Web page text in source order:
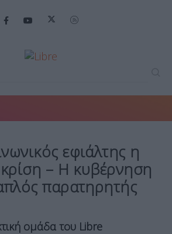
εφιάλτης η
κρίση – Η κυβέρνηση
παρατηρητής
ομάδα του Libre